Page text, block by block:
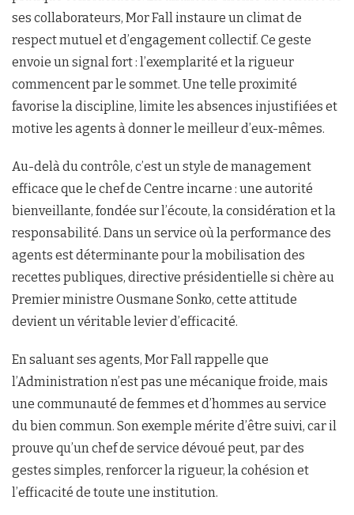
ses collaborateurs, Mor Fall instaure un climat de
respect mutuel et d’engagement collectif. Ce geste
envoie un signal fort : l’exemplarité et la rigueur
commencent par le sommet. Une telle proximité
favorise la discipline, limite les absences injustifiées et
motive les agents à donner le meilleur d’eux-mêmes.
Au-delà du contrôle, c’est un style de management
efficace que le chef de Centre incarne : une autorité
bienveillante, fondée sur l’écoute, la considération et la
responsabilité. Dans un service où la performance des
agents est déterminante pour la mobilisation des
recettes publiques, directive présidentielle si chère au
Premier ministre Ousmane Sonko, cette attitude
devient un véritable levier d’efficacité.
En saluant ses agents, Mor Fall rappelle que
l’Administration n’est pas une mécanique froide, mais
une communauté de femmes et d’hommes au service
du bien commun. Son exemple mérite d’être suivi, car il
prouve qu’un chef de service dévoué peut, par des
gestes simples, renforcer la rigueur, la cohésion et
l’efficacité de toute une institution.